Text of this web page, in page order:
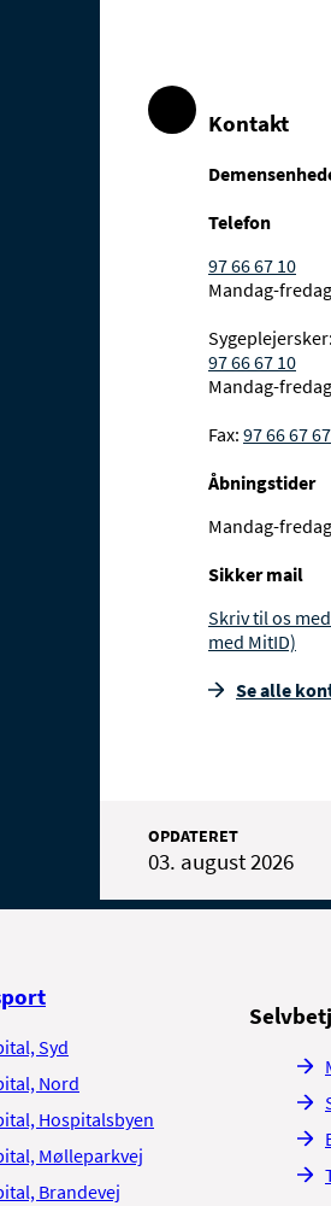
Kontakt
Telefon
97 66 67 10
Mandag-
Sygeplejersker:
97 66 67 10
Mandag-
Fax: 97 66 67 67
Åbningstider
Mandag-
Sikker mail
Skriv til os
med MitID)
Se alle
OPDATERET
03. august 2026
Syd
Nord
Hospitalsbyen
Mølleparkvej
Brandevej